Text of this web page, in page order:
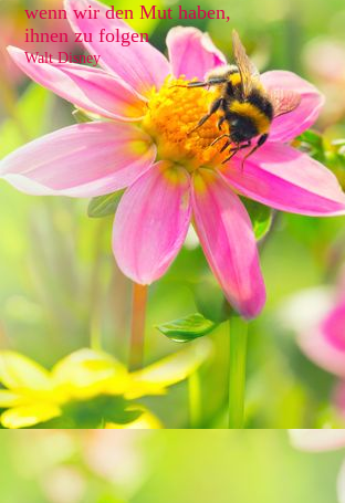
wenn wir den Mut haben,
ihnen zu folgen
Walt Disney